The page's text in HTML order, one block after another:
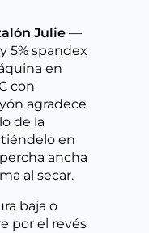
Julie —
5% spandex
en
con
agradece
de la
en
ancha
al secar.
baja o
por el revés